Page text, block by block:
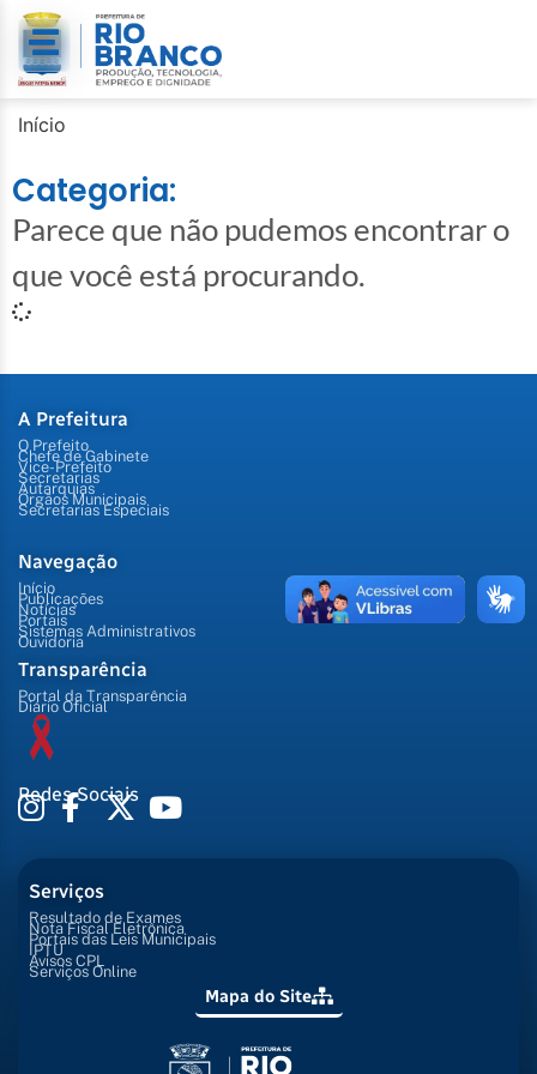
Início
Categoria:
Parece que não pudemos encontrar o
que você está procurando.
A Prefeitura
O Prefeito
Chefe de Gabinete
Vice-Prefeito
Secretarias
Autarquias
Órgãos Municipais
Secretarias Especiais
Navegação
Início
Publicações
Notícias
Portais
Sistemas Administrativos
Ouvidoria
Transparência
Portal da Transparência
Diário Oficial
Redes Sociais
Serviços
Resultado de Exames
Nota Fiscal Eletrônica
Portais das Leis Municipais
IPTU
Avisos CPL
Serviços Online
Mapa do Site